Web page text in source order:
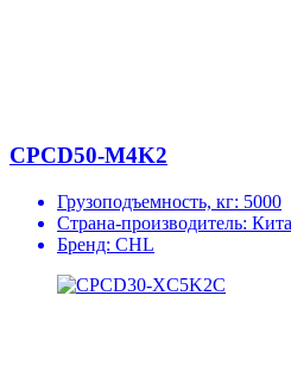
CPCD50-M4K2
Грузоподъемность, кг: 5000
Страна-производитель:
Бренд: CHL